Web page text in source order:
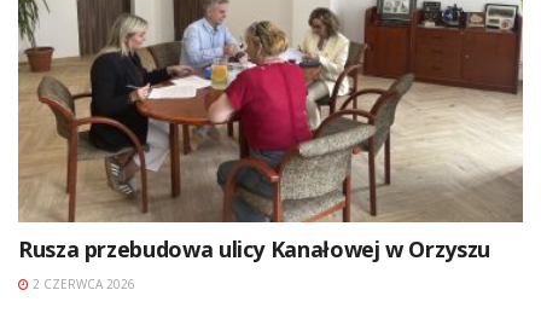
Rusza przebudowa ulicy Kanałowej w Orzyszu
2 CZERWCA 2026